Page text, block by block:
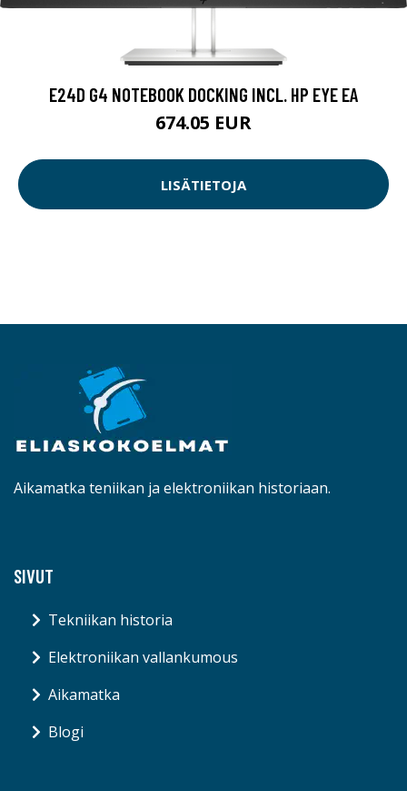
E24D G4 NOTEBOOK DOCKING INCL. HP EYE EA
674.05 EUR
LISÄTIETOJA
Aikamatka teniikan ja elektroniikan historiaan.
SIVUT
Tekniikan historia
Elektroniikan vallankumous
Aikamatka
Blogi